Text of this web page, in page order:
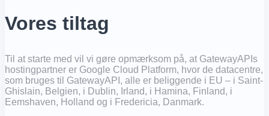
Vores tiltag
Til at starte med vil vi gøre opmærksom på, at GatewayAPIs
hostingpartner er Google Cloud Platform, hvor de datacentre,
som bruges til GatewayAPI, alle er beliggende i EU – i Saint-
Ghislain, Belgien, i Dublin, Irland, i Hamina, Finland, i
Eemshaven, Holland og i Fredericia, Danmark.